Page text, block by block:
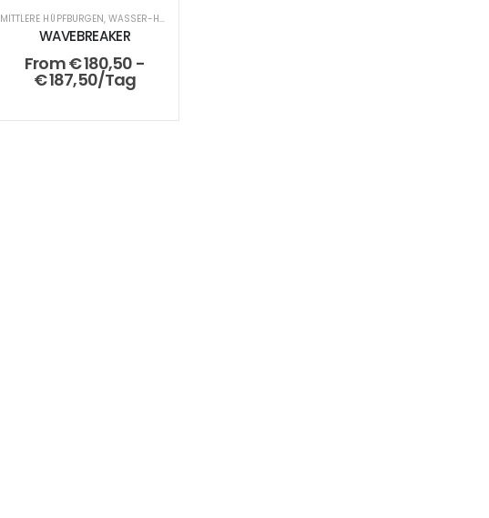
MITTLERE HÜPFBURGEN,WASSER-HÜPFBURGEN
WAVEBREAKER
From€180,50 -
€187,50/Tag